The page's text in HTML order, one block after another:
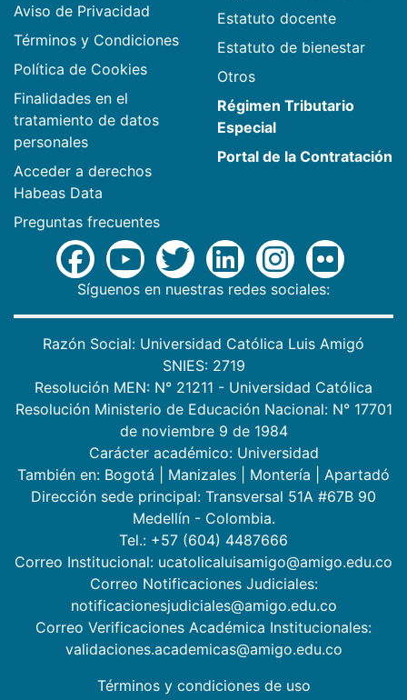
Aviso de Privacidad
Términos y Condiciones
Política de Cookies
Finalidades en el
tratamiento de datos
personales
Acceder a derechos
Habeas Data
Preguntas frecuentes
Estatuto docente
Estatuto de bienestar
Otros
Régimen Tributario
Especial
Portal de la Contratación
Síguenos en nuestras redes sociales:
Razón Social: Universidad Católica Luis Amigó
SNIES: 2719
Resolución MEN: N° 21211 - Universidad Católica
Resolución Ministerio de Educación Nacional: N° 17701
de noviembre 9 de 1984
Carácter académico: Universidad
También en: Bogotá Manizales Montería
Apartadó
Dirección sede principal: Transversal 51A #67B 90
Medellín - Colombia.
Tel.: +57 (604) 4487666
Correo Institucional: ucatolicaluisamigo@amigo.edu.co
Correo Notificaciones Judiciales:
notificacionesjudiciales@amigo.edu.co
Correo Verificaciones Académica Institucionales:
validaciones.academicas@amigo.edu.co
Términos y condiciones de uso